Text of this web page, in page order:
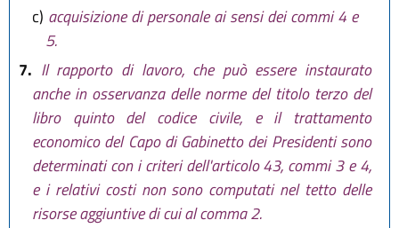
c) acquisizione di personale ai sensi dei commi 4 e
5.
7. Il rapporto di lavoro, che può essere instaurato
anche in osservanza delle norme del titolo terzo del
libro quinto del codice civile, e il trattamento
economico del Capo di Gabinetto dei Presidenti sono
determinati con i criteri dell'articolo 43, commi 3 e 4,
e i relativi costi non sono computati nel tetto delle
risorse aggiuntive di cui al comma 2.